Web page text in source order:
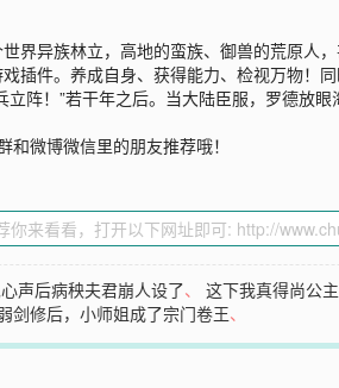
界异族林立，高地的蛮族、御兽的荒原人
插件。养成自身、获得能力、检视万物！
阵！”若干年之后。当大陆臣服，罗德
微博微信里的朋友推荐哦！
声后病秧夫君崩人设了、这下我真得尚公
剑修后，小师姐成了宗门卷王、